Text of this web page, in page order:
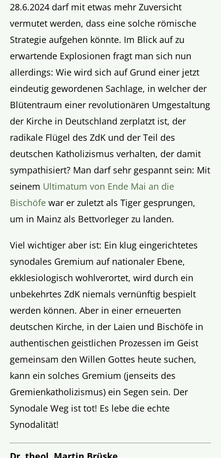
28.6.2024 darf mit etwas mehr Zuversicht
vermutet werden, dass eine solche römische
Strategie aufgehen könnte. Im Blick auf zu
erwartende Explosionen fragt man sich nun
allerdings: Wie wird sich auf Grund einer jetzt
eindeutig gewordenen Sachlage, in welcher der
Blütentraum einer revolutionären Umgestaltung
der Kirche in Deutschland zerplatzt ist, der
radikale Flügel des ZdK und der Teil des
deutschen Katholizismus verhalten, der damit
sympathisiert? Man darf sehr gespannt sein: Mit
seinem Ultimatum von Ende Mai an die
Bischöfe war er zuletzt als Tiger gesprungen,
um in Mainz als Bettvorleger zu landen.
Viel wichtiger aber ist: Ein klug eingerichtetes
synodales Gremium auf nationaler Ebene,
ekklesiologisch wohlverortet, wird durch ein
unbekehrtes ZdK niemals vernünftig bespielt
werden können. Aber in einer erneuerten
deutschen Kirche, in der Laien und Bischöfe in
authentischen geistlichen Prozessen im Geist
gemeinsam den Willen Gottes heute suchen,
kann ein solches Gremium (jenseits des
Gremienkatholizismus) ein Segen sein. Der
Synodale Weg ist tot! Es lebe die echte
Synodalität!